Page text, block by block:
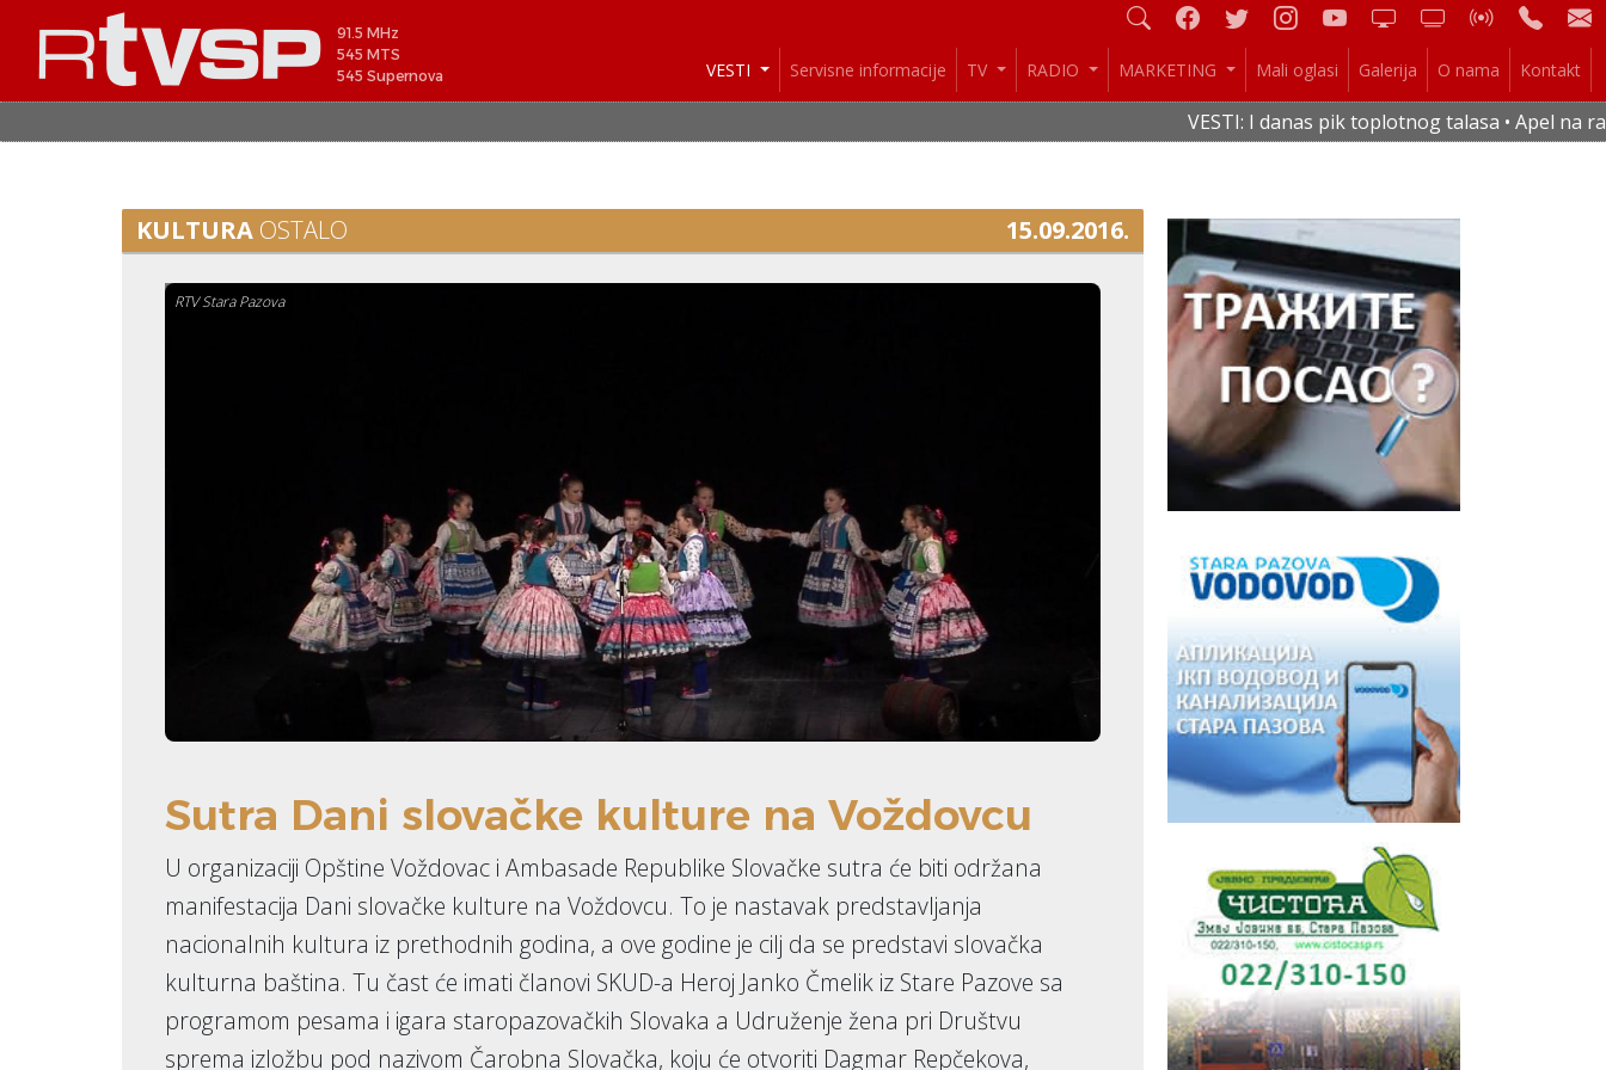
91.5 MHz
545 MTS
545 Supernova
VESTI Servisne informacije TV RADIO MARKETING Mali oglasi Galerija O nama Kontakt
VESTI: I danas pik toplotnog talasa • Apel na
KULTURA OSTALO 15.09.2016.
RTV Stara Pazova
Sutra Dani slovačke kulture na Voždovcu
U organizaciji Opštine Voždovac i Ambasade Republike Slovačke sutra će biti održana
manifestacija Dani slovačke kulture na Voždovcu. To je nastavak predstavljanja
nacionalnih kultura iz prethodnih godina, a ove godine je cilj da se predstavi slovačka
kulturna baština. Tu čast će imati članovi SKUD-a Heroj Janko Čmelik iz Stare Pazove sa
programom pesama i igara staropazovačkih Slovaka a Udruženje žena pri Društvu
sprema izložbu pod nazivom Čarobna Slovačka, koju će otvoriti Dagmar Repčekova,